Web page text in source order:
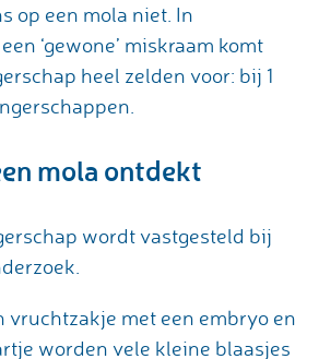
op een mola niet. In
‘gewone’ miskraam komt
heel zelden voor: bij 1
mola ontdekt
wordt vastgesteld bij
vruchtzakje met een embryo en
worden vele kleine blaasjes